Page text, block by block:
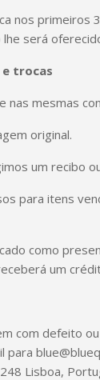
nos primeiros
lhe será
e trocas
nas mesmas
original.
um recibo
para itens
como
um
com defeito
Lisboa,